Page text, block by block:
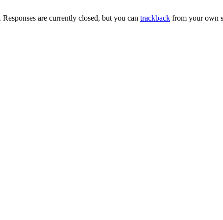
Responses are currently closed, but you can trackback from your own